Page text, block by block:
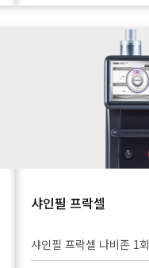
샤인필 프락셀
샤인필 프락셀 나비존 1회